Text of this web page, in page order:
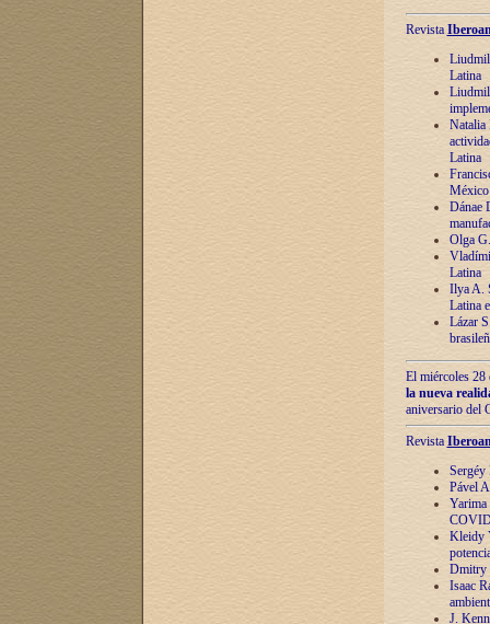
Revista
Latina
Natalia
Latina
México
Dánae
Olga
Latina
Ilya A.
Latina
Lázar
El miércoles 28
la nueva
aniversario del
Revista
Sergéy
Pável
Yarima
Kleidy
Dmitry
Isaac
J.